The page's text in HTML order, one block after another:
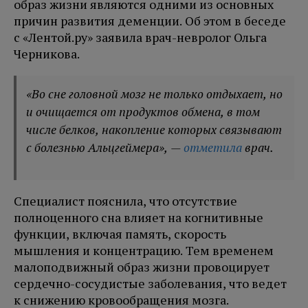
образ жизни являются одними из основных
причин развития деменции. Об этом в беседе
с «Лентой.ру» заявила врач-невролог Ольга
Черникова.
«Во сне головной мозг не только отдыхает, но
и очищается от продуктов обмена, в том
числе белков, накопление которых связывают
с болезнью Альцгеймера», —отметилаврач.
Специалист пояснила, что отсутствие
полноценного сна влияет на когнитивные
функции, включая память, скорость
мышления и концентрацию. Тем временем
малоподвижный образ жизни провоцирует
сердечно-сосудистые заболевания, что ведет
к снижению кровообращения мозга.